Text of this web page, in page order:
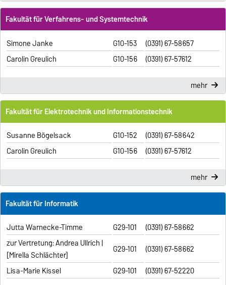
Fakultät für Verfahrens- und Systemtechnik
Simone Janke
G10-153
(0391) 67-58657
Carolin Greulich
G10-156 (0391) 67-57612
mehr
Fakultät für Elektrotechnik und Informationstechnik
Susanne Bögelsack
G10-152
(0391) 67-58642
Carolin Greulich
G10-156 (0391) 67-57612
mehr
Fakultät für Informatik
Jutta Warnecke-Timme
G29-101
(0391) 67-58662
zur Vertretung: Andrea Ullrich |
[Mirella Schlächter]
G29-101
(0391) 67-58662
Lisa-Marie Kissel
G29-101 (0391) 67-52220